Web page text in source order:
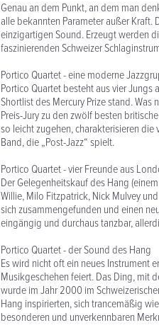
Genau an dem Punkt, an dem man
alle bekannten Parameter außer Kraft.
einzigartigen Sound. Erzeugt werden
faszinierenden Schweizer
Portico Quartet - eine moderne
Portico Quartet besteht aus vier
Shortlist des Mercury Prize stand.
Preis-Jury zu den zwölf besten
so leicht zugehen, charakterisieren
Band, die „Post-Jazz“ spielt.
Portico Quartet - vier Freunde aus
Der Gelegenheitskauf des Hang
Willie, Milo Fitzpatrick, Nick Mulvey
sich zusammengefunden und einen
eingängig und durchaus tanzbar,
Portico Quartet - der Sound des Hang
Es wird nicht oft ein neues Instrument
Musikgeschehen feiert. Das Ding, mit
wurde im Jahr 2000 im
Hang inspirierten, sich trancemäßig
besonderen und unverkennbaren